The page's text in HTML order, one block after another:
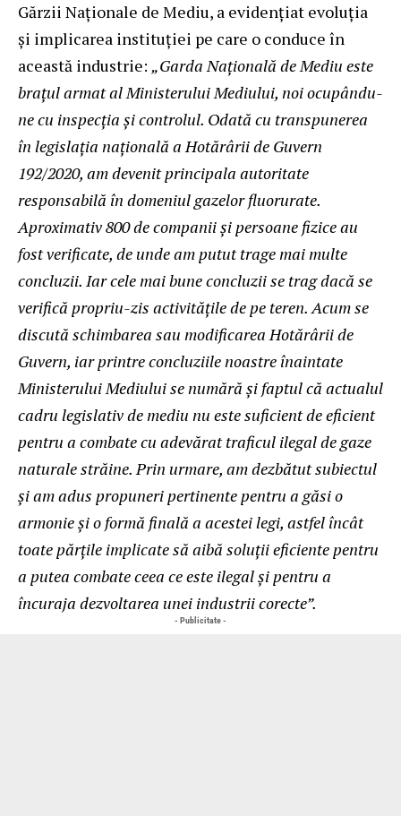
Gărzii Naționale de Mediu, a evidențiat evoluția
și implicarea instituției pe care o conduce în
această industrie: „Garda Națională de Mediu este
brațul armat al Ministerului Mediului, noi ocupându-
ne cu inspecția și controlul. Odată cu transpunerea
în legislația națională a Hotărârii de Guvern
192/2020, am devenit principala autoritate
responsabilă în domeniul gazelor fluorurate.
Aproximativ 800 de companii și persoane fizice au
fost verificate, de unde am putut trage mai multe
concluzii. Iar cele mai bune concluzii se trag dacă se
verifică propriu-zis activitățile de pe teren. Acum se
discută schimbarea sau modificarea Hotărârii de
Guvern, iar printre concluziile noastre înaintate
Ministerului Mediului se numără și faptul că actualul
cadru legislativ de mediu nu este suficient de eficient
pentru a combate cu adevărat traficul ilegal de gaze
naturale străine. Prin urmare, am dezbătut subiectul
și am adus propuneri pertinente pentru a găsi o
armonie și o formă finală a acestei legi, astfel încât
toate părțile implicate să aibă soluții eficiente pentru
a putea combate ceea ce este ilegal și pentru a
încuraja dezvoltarea unei industrii corecte”.
- Publicitate -